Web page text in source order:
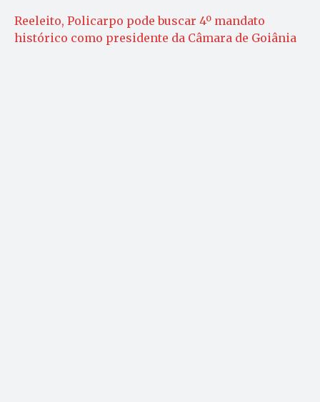
Reeleito, Policarpo pode buscar 4º mandato
histórico como presidente da Câmara de Goiânia